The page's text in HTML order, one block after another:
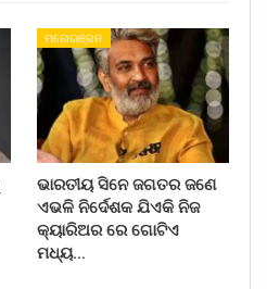
ମନୋରଞ୍ଜନ
ଭାରତୀୟ ସିନେ ଜଗତର ଜଣେ
ଏଭଳି ନିର୍ଦେଶକ ଯିଏକି ନିଜ
କ୍ୟାରିଅର ରେ ଗୋଟିଏ
ମଧ୍ୟ…